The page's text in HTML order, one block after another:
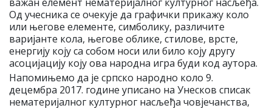
Од учесника се очекује да графички прикажу коло
или његове елементе, симболику, различите
варијанте кола, његове облике, стилове, врсте,
енергију коју са собом носи или било коју другу
асоцијацију коју ова народна игра буди код аутора.
Напомињемо да је српско народно коло 9.
децембра 2017. године уписано на Унесков списак
нематеријалног културног насљеђа човјечанства,